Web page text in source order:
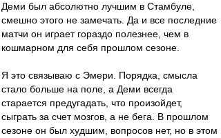
Деми был абсолютно лучшим в Стамбуле,
смешно этого не замечать. Да и все последние
матчи он играет гораздо полезнее, чем в
кошмарном для себя прошлом сезоне.
Я это связываю с Эмери. Порядка, смысла
стало больше на поле, а Деми всегда
старается предугадать, что произойдет,
сыграть за счет мозгов, а не бега. В прошлом
сезоне он был худшим, вопросов нет, но в этом